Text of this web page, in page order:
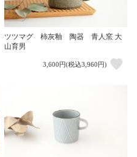
ツツマグ 柿灰釉 陶器 青人窯 大
山育男
3,600円(税込3,960円)